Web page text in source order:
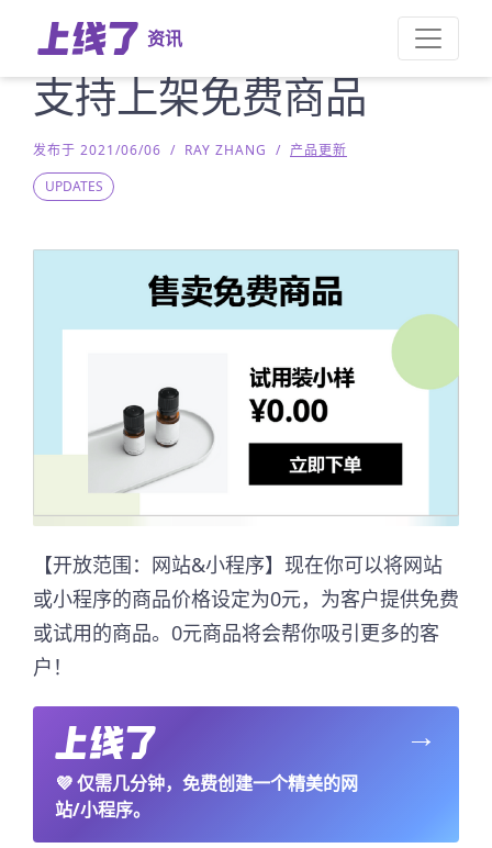
资讯
支持上架免费商品
发布于 2021/06/06 / RAY ZHANG / 产品更新
UPDATES
【开放范围：网站&小程序】现在你可以将网站
或小程序的商品价格设定为0元，为客户提供免费
或试用的商品。0元商品将会帮你吸引更多的客
户！
💜仅需几分钟，免费创建一个精美的网
站/小程序。
→